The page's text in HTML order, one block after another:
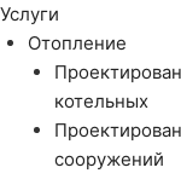
Услуги
Отопление
котельных
сооружений